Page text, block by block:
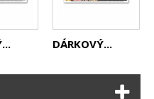
DÁRKOVÝ...